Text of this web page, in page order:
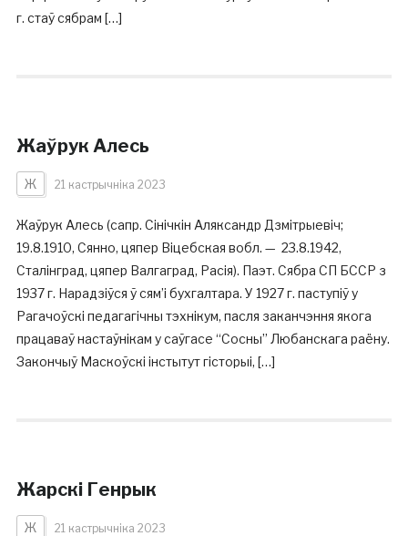
г. стаў сябрам […]
Жаўрук Алесь
Ж 21 кастрычніка 2023
Жаўрук Алесь (сапр. Сінічкін Аляксандр Дзмітрыевіч;
19.8.1910, Сянно, цяпер Віцебская вобл. — 23.8.1942,
Сталінград, цяпер Валгаград, Расія). Паэт. Сябра СП БССР з
1937 г. Нарадзіўся ў сям’і бухгалтара. У 1927 г. паступіў у
Рагачоўскі педагагічны тэхнікум, пасля заканчэння якога
працаваў настаўнікам у саўгасе “Сосны” Любанскага раёну.
Закончыў Маскоўскі інстытут гісторыі, […]
Жарскі Генрык
Ж 21 кастрычніка 2023